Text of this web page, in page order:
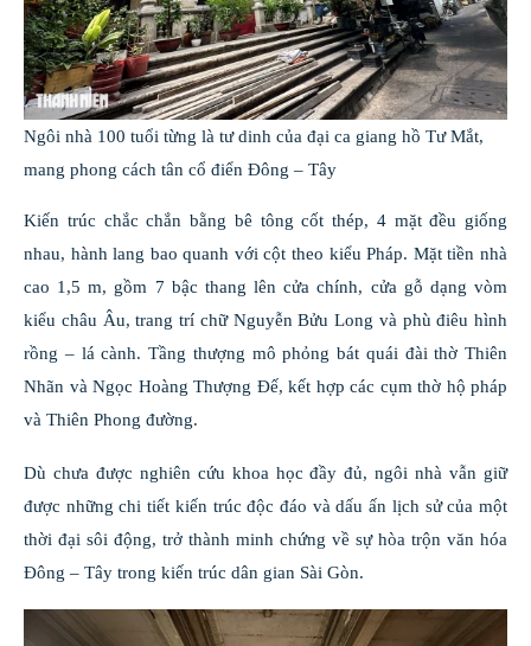
Ngôi nhà 100 tuổi từng là tư dinh của đại ca giang hồ Tư Mắt,
mang phong cách tân cổ điển Đông – Tây
Kiến trúc chắc chắn bằng bê tông cốt thép, 4 mặt đều giống
nhau, hành lang bao quanh với cột theo kiểu Pháp. Mặt tiền nhà
cao 1,5 m, gồm 7 bậc thang lên cửa chính, cửa gỗ dạng vòm
kiểu châu Âu, trang trí chữ Nguyễn Bửu Long và phù điêu hình
rồng – lá cành. Tầng thượng mô phỏng bát quái đài thờ Thiên
Nhãn và Ngọc Hoàng Thượng Đế, kết hợp các cụm thờ hộ pháp
và Thiên Phong đường.
Dù chưa được nghiên cứu khoa học đầy đủ, ngôi nhà vẫn giữ
được những chi tiết kiến trúc độc đáo và dấu ấn lịch sử của một
thời đại sôi động, trở thành minh chứng về sự hòa trộn văn hóa
Đông – Tây trong kiến trúc dân gian Sài Gòn.